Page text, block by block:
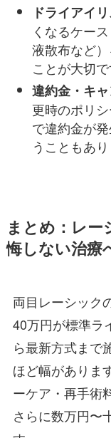
ドライアイ
くなるケー
液散布など
ことが大切で
違約金・キ
更時のポリ
で違約金が
うこともあり
まとめ：レー
悔しない治療
両目レーシック
40万円が標準ラ
ら最新方式まで
ほど幅がありま
ーケア・再手術
さらに数万円〜